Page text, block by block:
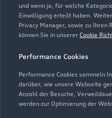
und wenn ja, für welche
Einwilligung erteilt haben.
Privacy Manager, sowie zu
können Sie in unserer Cookie
Performance Cookies
Performance Cookies sammeln
darüber, wie unsere Webseite
Anzahl der Besuche,
werden zur Optimierung der
Modelle
Elektromodelle
Plug-in-Hybride
Neuwagensuche
Gebrauchtwagensuche
Service & Zubehör
Saisonale Angebote
Support